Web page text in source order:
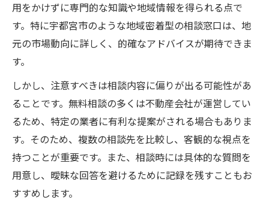
用をかけずに専門的な知識や地域情報を得られる点で
す。特に宇都宮市のような地域密着型の相談窓口は、地
元の市場動向に詳しく、的確なアドバイスが期待できま
す。
しかし、注意すべきは相談内容に偏りが出る可能性があ
ることです。無料相談の多くは不動産会社が運営してい
るため、特定の業者に有利な提案がされる場合もありま
す。そのため、複数の相談先を比較し、客観的な視点を
持つことが重要です。また、相談時には具体的な質問を
用意し、曖昧な回答を避けるために記録を残すこともお
すすめします。